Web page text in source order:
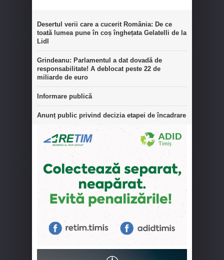
Desertul verii care a cucerit România: De ce
toată lumea pune în coș înghețata Gelatelli de la
Lidl
Grindeanu: Parlamentul a dat dovadă de
responsabilitate! A deblocat peste 22 de
miliarde de euro
Informare publică
Anunț public privind decizia etapei de încadrare